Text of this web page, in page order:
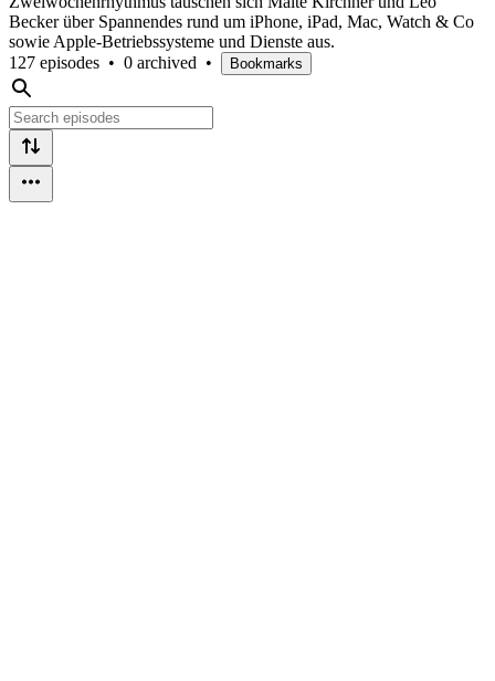
Becker über Spannendes rund um iPhone, iPad, Mac, Watch & Co
sowie Apple-Betriebssysteme und Dienste aus.
127 episodes • 0 archived • Bookmarks